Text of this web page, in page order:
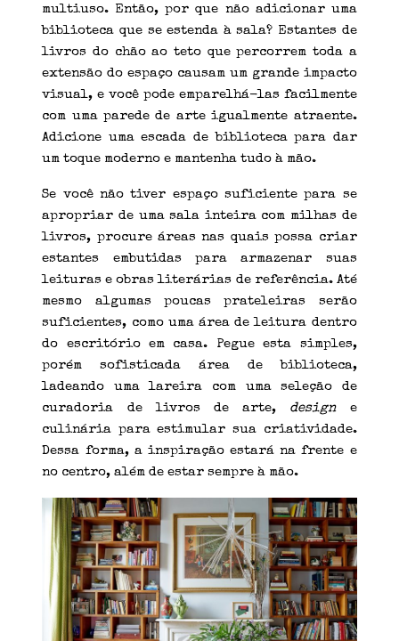
multiuso. Então, por que não adicionar uma
biblioteca que se estenda à sala? Estantes de
livros do chão ao teto que percorrem toda a
extensão do espaço causam um grande impacto
visual, e você pode emparelhá-las facilmente
com uma parede de arte igualmente atraente.
Adicione uma escada de biblioteca para dar
um toque moderno e mantenha tudo à mão.
Se você não tiver espaço suficiente para se
apropriar de uma sala inteira com milhas de
livros, procure áreas nas quais possa criar
estantes embutidas para armazenar suas
leituras e obras literárias de referência. Até
mesmo algumas poucas prateleiras serão
suficientes, como uma área de leitura dentro
do escritório em casa. Pegue esta simples,
porém sofisticada área de biblioteca,
ladeando uma lareira com uma seleção de
curadoria de livros de arte, designe
culinária para estimular sua criatividade.
Dessa forma, a inspiração estará na frente e
no centro, além de estar sempre à mão.